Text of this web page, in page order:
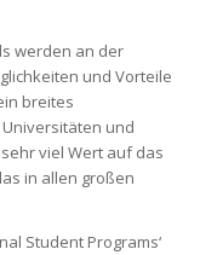
werden an der
und Vorteile
breites
und
viel Wert auf das
in allen großen
Student Programs‘